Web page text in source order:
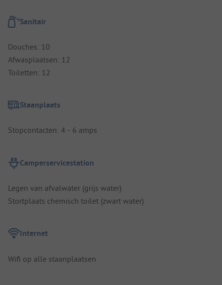
Sanitair
Douches: 10
Afwasplaatsen: 12
Toiletten: 12
Staanplaats
Stopcontacten: 4 - 6 amps
Camperservicestation
Legen van afvalwater (grijs water)
Stortplaats chemisch toilet (zwart water)
Internet
Wifi op alle staanplaatsen